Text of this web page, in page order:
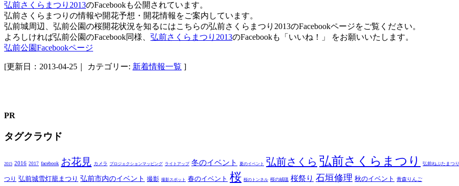
弘前さくらまつり2013のFacebookも公開されています。
弘前さくらまつりの情報や開花予想・開花情報をご案内しています。
弘前城周辺、弘前公園の桜開花状況を知るにはこちらの弘前さくらまつり2013のFacebookページをご覧ください。
よろしければ弘前公園のFacebook同様、 弘前さくらまつり2013のFacebookも「いいね！」 をお願いいたします。
弘前公園Facebookページ
[更新日：2013-04-25｜ カテゴリー: 新着情報一覧 ]
PR
タグクラウド
2015 2016 2017 facebook お花見 カメラ プロジェクションマッピング ライトアップ 冬のイベント 夏のイベント 弘前さくら 弘前さくらまつり 弘前ねぷたまつり
つり 弘前城雪灯籠まつり 弘前市内のイベント 撮影 撮影スポット 春のイベント 桜 桜のトンネル 桜の絨毯 桜祭り 石垣修理 秋のイベント 青森りんご